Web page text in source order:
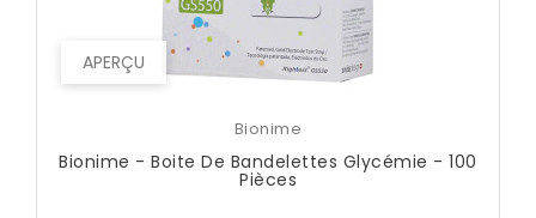
APERÇU
Bionime
Bionime - Boite De Bandelettes Glycémie - 100
Pièces